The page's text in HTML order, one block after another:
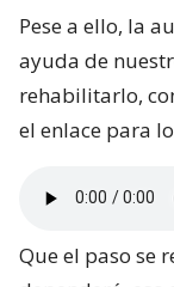
Pese a ello, la
ayuda de
rehabilitarlo,
el enlace para
Que el paso se